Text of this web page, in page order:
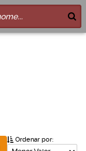
Ordenar por: